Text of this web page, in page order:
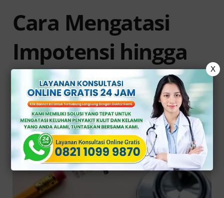
Cara Mengatasi
Impotensi hingga
Sembuh
X